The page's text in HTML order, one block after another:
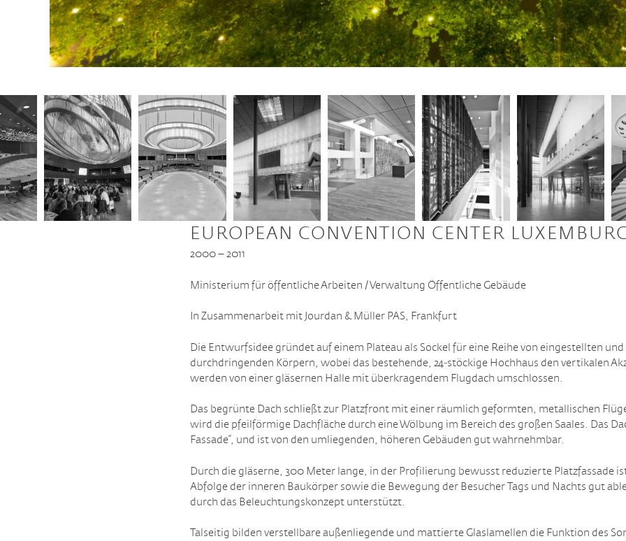
EUROPEAN CONVENTION CENTER
2000 – 2011
Ministerium für öffentliche Arbeiten / Verwaltung Öffentliche Gebäude
In Zusammenarbeit mit Jourdan & Müller PAS, Frankfurt
Die Entwurfsidee gründet auf einem Plateau als Sockel für eine Reihe von eingestellten
durchdringenden Körpern, wobei das bestehende, 24‐stöckige Hochhaus den vertikalen
werden von einer gläsernen Halle mit überkragendem Flugdach umschlossen.
Das begrünte Dach schließt zur Platzfront mit einer räumlich geformten, metallischen
wird die pfeilförmige Dachfläche durch eine Wölbung im Bereich des großen Saales. Das
Fassade“, und ist von den umliegenden, höheren Gebäuden gut wahrnehmbar.
Durch die gläserne, 300 Meter lange, in der Profilierung bewusst reduzierte Platzfassade
Abfolge der inneren Baukörper sowie die Bewegung der Besucher Tags und Nachts gut
durch das Beleuchtungskonzept unterstützt.
Talseitig bilden verstellbare außenliegende und mattierte Glaslamellen die Funktion des